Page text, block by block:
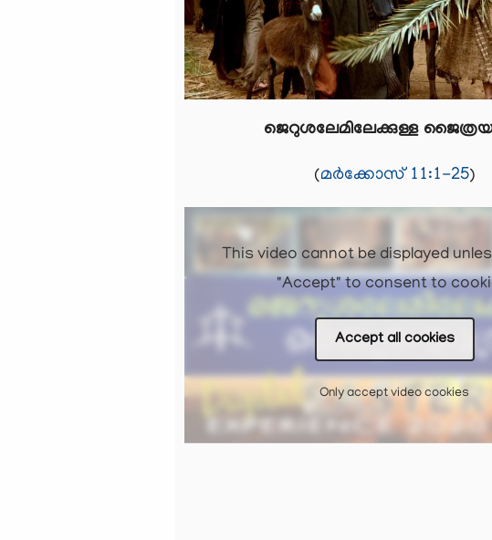
ജെറുശലേമിലേക്കുള്ള
(മർക്കോസ് 11:1-25)
This video cannot be displayed
"Accept" to consent to
Accept all cookies
Only accept video cookies